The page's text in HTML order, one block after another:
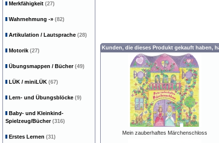
Kunden, die dieses Produkt gekauft haben,
Mein zauberhaftes Märchenschloss
Merkfähigkeit (27)
Wahrnehmung -» (82)
Artikulation / Lautsprache (28)
Motorik (27)
Übungsmappen / Bücher(49)
LÜK / miniLÜK (67)
Lern- und Übungsblöcke (9)
Baby- und Kleinkind-
Spielzeug/Bücher(316)
Erstes Lernen (31)